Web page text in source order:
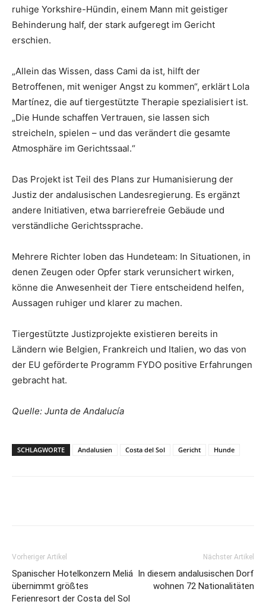
ruhige Yorkshire-Hündin, einem Mann mit geistiger
Behinderung half, der stark aufgeregt im Gericht
erschien.
„Allein das Wissen, dass Cami da ist, hilft der
Betroffenen, mit weniger Angst zu kommen“, erklärt Lola
Martínez, die auf tiergestützte Therapie spezialisiert ist.
„Die Hunde schaffen Vertrauen, sie lassen sich
streicheln, spielen – und das verändert die gesamte
Atmosphäre im Gerichtssaal.“
Das Projekt ist Teil des Plans zur Humanisierung der
Justiz der andalusischen Landesregierung. Es ergänzt
andere Initiativen, etwa barrierefreie Gebäude und
verständliche Gerichtssprache.
Mehrere Richter loben das Hundeteam: In Situationen, in
denen Zeugen oder Opfer stark verunsichert wirken,
könne die Anwesenheit der Tiere entscheidend helfen,
Aussagen ruhiger und klarer zu machen.
Tiergestützte Justizprojekte existieren bereits in
Ländern wie Belgien, Frankreich und Italien, wo das von
der EU geförderte Programm FYDO positive Erfahrungen
gebracht hat.
Quelle: Junta de Andalucía
SCHLAGWORTE Andalusien Costa del Sol Gericht Hunde
Vorheriger Artikel
Spanischer Hotelkonzern Meliá
übernimmt größtes
Ferienresort der Costa del Sol
Nächster Artikel
In diesem andalusischen Dorf
wohnen 72 Nationalitäten